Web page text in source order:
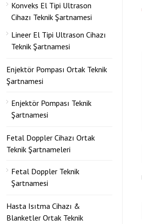
Konveks El Tipi Ultrason
Cihazı Teknik Şartnamesi
Lineer El Tipi Ultrason Cihazı
Teknik Şartnamesi
Enjektör Pompası Ortak Teknik
Şartnamesi
Enjektör Pompası Teknik
Şartnamesi
Fetal Doppler Cihazı Ortak
Teknik Şartnameleri
Fetal Doppler Teknik
Şartnamesi
Hasta Isıtma Cihazı &
Blanketler Ortak Teknik